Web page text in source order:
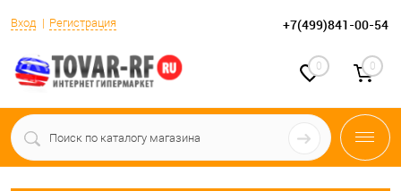
Вход Регистрация +7(499)841-00-54
0 0